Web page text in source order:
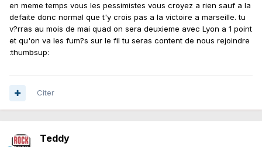
en meme temps vous les pessimistes vous croyez a rien sauf a la
defaite donc normal que t'y crois pas a la victoire a marseille. tu
v?rras au mois de mai quad on sera deuxieme avec Lyon a 1 point
et qu'on va les fum?s sur le fil tu seras content de nous rejoindre
:thumbsup:
Citer
Teddy